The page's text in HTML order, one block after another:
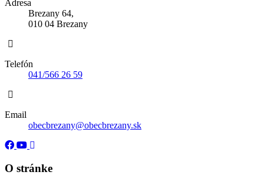
Adresa
Brezany 64,
010 04 Brezany
Telefón
041/566 26 59
Email
obecbrezany@obecbrezany.sk
O stránke